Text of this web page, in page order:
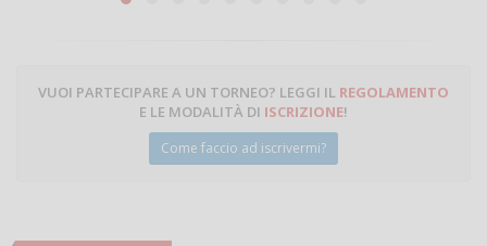
VUOI PARTECIPARE A UN TORNEO? LEGGI IL REGOLAMENTO
E LE MODALITÀ DI ISCRIZIONE!
Come faccio ad iscrivermi?